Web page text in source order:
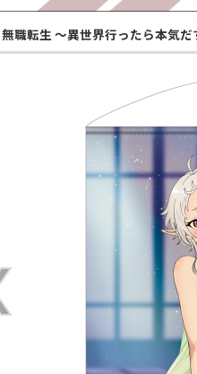
無職転生 ～異世界行ったら本気だ